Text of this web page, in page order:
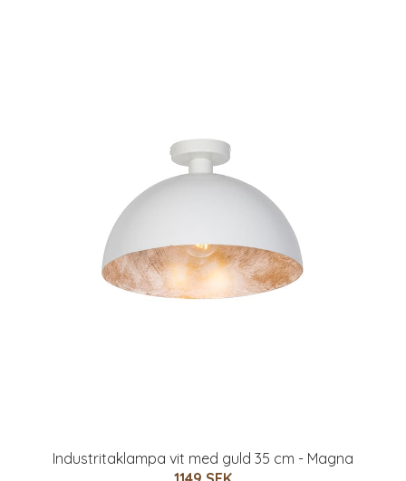
Industritaklampa vit med guld 35 cm - Magna